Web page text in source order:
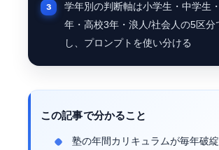
学年別の判断軸は小学生・中学生
年・高校3年・浪人/社会人の5区分
し、プロンプトを使い分ける
この記事で分かること
塾の年間カリキュラムが毎年破